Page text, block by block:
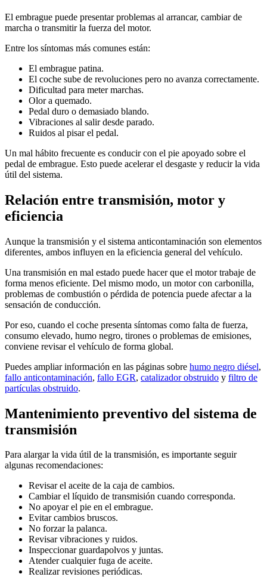
El embrague puede presentar problemas al arrancar, cambiar de
marcha o transmitir la fuerza del motor.
Entre los síntomas más comunes están:
El embrague patina.
El coche sube de revoluciones pero no avanza correctamente.
Dificultad para meter marchas.
Olor a quemado.
Pedal duro o demasiado blando.
Vibraciones al salir desde parado.
Ruidos al pisar el pedal.
Un mal hábito frecuente es conducir con el pie apoyado sobre el
pedal de embrague. Esto puede acelerar el desgaste y reducir la vida
útil del sistema.
Relación entre transmisión, motor y
eficiencia
Aunque la transmisión y el sistema anticontaminación son elementos
diferentes, ambos influyen en la eficiencia general del vehículo.
Una transmisión en mal estado puede hacer que el motor trabaje de
forma menos eficiente. Del mismo modo, un motor con carbonilla,
problemas de combustión o pérdida de potencia puede afectar a la
sensación de conducción.
Por eso, cuando el coche presenta síntomas como falta de fuerza,
consumo elevado, humo negro, tirones o problemas de emisiones,
conviene revisar el vehículo de forma global.
Puedes ampliar información en las páginas sobre humo negro diésel,
fallo anticontaminación, fallo EGR, catalizador obstruido y filtro de
partículas obstruido.
Mantenimiento preventivo del sistema de
transmisión
Para alargar la vida útil de la transmisión, es importante seguir
algunas recomendaciones:
Revisar el aceite de la caja de cambios.
Cambiar el líquido de transmisión cuando corresponda.
No apoyar el pie en el embrague.
Evitar cambios bruscos.
No forzar la palanca.
Revisar vibraciones y ruidos.
Inspeccionar guardapolvos y juntas.
Atender cualquier fuga de aceite.
Realizar revisiones periódicas.